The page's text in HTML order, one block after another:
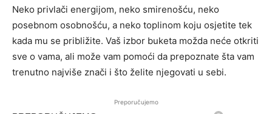
Neko privlači energijom, neko smirenošću, neko
posebnom osobnošću, a neko toplinom koju osjetite tek
kada mu se približite. Vaš izbor buketa možda neće otkriti
sve o vama, ali može vam pomoći da prepoznate šta vam
trenutno najviše znači i što želite njegovati u sebi.
Preporučujemo